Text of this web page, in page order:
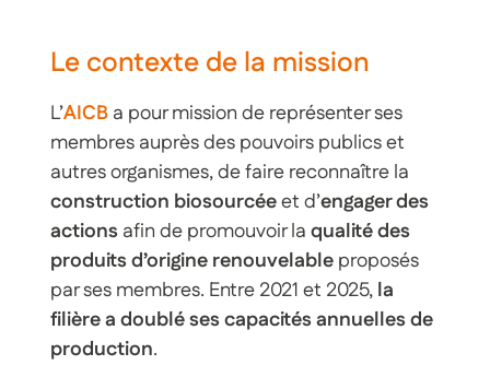
Le contexte de la mission
L’AICBa pour mission de représenter ses
membres auprès des pouvoirs publics et
autres organismes, de faire reconnaître la
construction biosourcéeet d’engager des
actionsafin de promouvoir laqualité des
produits d’origine renouvelableproposés
par ses membres. Entre 2021 et 2025,la
filière a doublé ses capacités annuelles de
production.